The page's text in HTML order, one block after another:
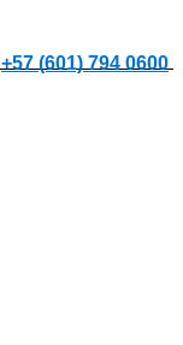
+57 (601) 794 0600